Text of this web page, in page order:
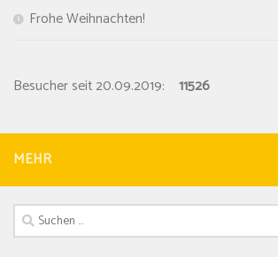
Frohe Weihnachten!
Besucher seit 20.09.2019: 11526
MEHR
Suchen
nach: